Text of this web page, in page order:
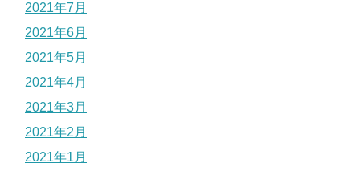
2021年7月
2021年6月
2021年5月
2021年4月
2021年3月
2021年2月
2021年1月